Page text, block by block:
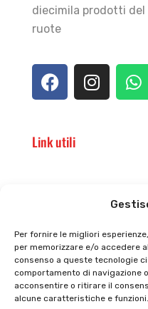
Per fornire le migliori
per memorizzare e/o accedere
consenso a queste tecnologie
comportamento di navigazione
acconsentire o ritirare il
alcune caratteristiche e funzioni.
diecimila prodotti del
ruote
Link utili
Privacy policy
Cookie policy